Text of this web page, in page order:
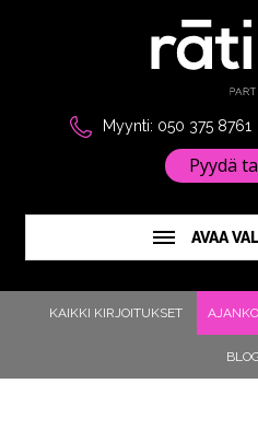
Myynti: 050 375 8761
Pyydä
AVAA
KAIKKI KIRJOITUKSET